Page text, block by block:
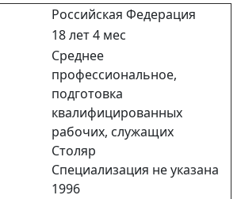
Российская Федерация
18 лет 4 мес
Среднее
профессиональное,
подготовка
квалифицированных
рабочих, служащих
Столяр
Специализация не указана
1996